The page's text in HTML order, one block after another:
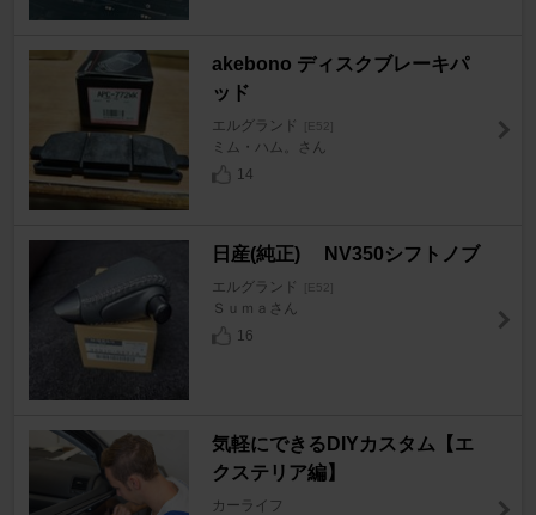
akebono ディスクブレーキパ
ッド
エルグランド [E52]
ミム・ハム。さん
14
日産(純正) NV350シフトノブ
エルグランド [E52]
Ｓｕｍａさん
16
気軽にできるDIYカスタム【エ
クステリア編】
カーライフ